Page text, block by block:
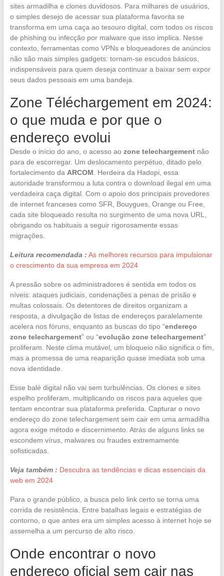
sites armadilha e clones duvidosos. Para milhares de usuários,
o simples desejo de acessar sua plataforma favorita se
transforma em uma caça ao tesouro digital, com todos os riscos
de phishing ou infecção por malware que isso implica. Nesse
contexto, ferramentas como VPNs e bloqueadores de anúncios
não são mais simples gadgets: tornam-se escudos básicos,
indispensáveis para quem deseja continuar a baixar sem expor
seus dados pessoais em uma bandeja.
Zone Téléchargement em 2024:
o que muda e por que o
endereço evolui
Desde o início do ano, o acesso ao zone telechargementnão
para de escorregar. Um deslocamento perpétuo, ditado pelo
fortalecimento da ARCOM . Herdeira da Hadopi, essa
autoridade transformou a luta contra o download ilegal em uma
verdadeira caça digital. Com o apoio dos principais provedores
de internet franceses como SFR, Bouygues, Orange ou Free,
cada site bloqueado resulta no surgimento de uma nova URL,
obrigando os habituais a seguir rigorosamente essas
migrações.
Leitura recomendada : As melhores recursos para impulsionar
o crescimento da sua empresa em 2024
A pressão sobre os administradores é sentida em todos os
níveis: ataques judiciais, condenações a penas de prisão e
multas colossais. Os detentores de direitos organizam a
resposta, a divulgação de listas de endereços paralelamente
acelera nos fóruns, enquanto as buscas do tipo “endereço
zone telechargement” ou “evolução zone telechargement”
proliferam. Neste clima mutável, um bloqueio não significa o fim,
mas a promessa de uma reaparição quase imediata sob uma
nova identidade.
Esse balé digital não vai sem turbulências. Os clones e sites
espelho proliferam, multiplicando os riscos para aqueles que
tentam encontrar sua plataforma preferida. Capturar o novo
endereço do zone telechargement sem cair em uma armadilha
agora exige método e discernimento. Atrás de alguns links se
escondem vírus, malwares ou fraudes extremamente
sofisticadas.
Veja também : Descubra as tendências e dicas essenciais da
web em 2024
Para o grande público, a busca pelo link certo se torna uma
corrida de resistência. Entre batalhas legais e estratégias de
contorno, o que antes era um simples acesso à internet hoje se
assemelha a um percurso de alto risco.
Onde encontrar o novo
endereço oficial sem cair nas